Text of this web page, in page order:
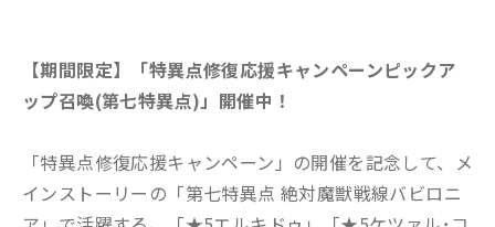
【期間限定】「特異点修復応援キャンペーンピックア
ップ召喚(第七特異点)」開催中！
「特異点修復応援キャンペーン」の開催を記念して、メ
インストーリーの「第七特異点 絶対魔獣戦線バビロニ